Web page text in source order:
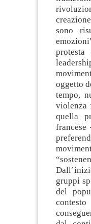
sono
oggetto
tempo,
violenza
quella
gruppi
del